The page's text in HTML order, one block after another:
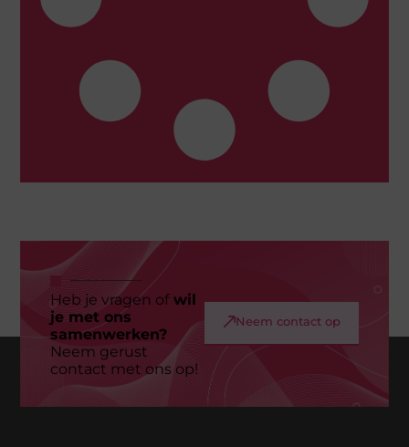
Heb je vragen ofwil
je met ons
samenwerken?
Neem gerust
contact met ons op!
Neem contact op